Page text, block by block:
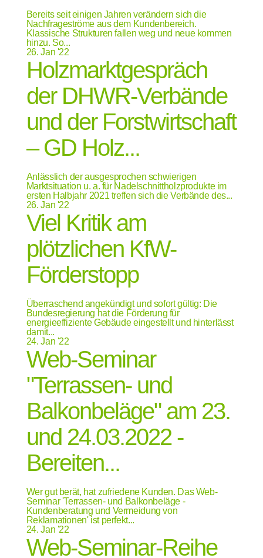
Bereits seit einigen Jahren verändern sich die
Nachfrageströme aus dem Kundenbereich.
Klassische Strukturen fallen weg und neue kommen
hinzu. So...
26.Jan '22
Holzmarktgespräch
der DHWR-Verbände
und der Forstwirtschaft
– GD Holz...
Anlässlich der ausgesprochen schwierigen
Marktsituation u. a. für Nadelschnittholzprodukte im
ersten Halbjahr 2021 treffen sich die Verbände des...
26.Jan '22
Viel Kritik am
plötzlichen KfW-
Förderstopp
Überraschend angekündigt und sofort gültig: Die
Bundesregierung hat die Förderung für
energieeffiziente Gebäude eingestellt und hinterlässt
damit...
24.Jan '22
Web-Seminar
"Terrassen- und
Balkonbeläge" am 23.
und 24.03.2022 -
Bereiten...
Wer gut berät, hat zufriedene Kunden. Das Web-
Seminar 'Terrassen- und Balkonbeläge -
Kundenberatung und Vermeidung von
Reklamationen' ist perfekt...
24.Jan '22
Web-Seminar-Reihe